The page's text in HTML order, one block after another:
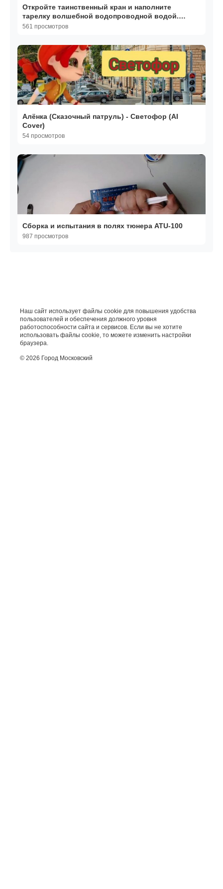
Откройте таинственный кран и наполните
тарелку волшебной водопроводной водой.
АСМР 🎬 Фильмы
561 просмотров
Алёнка (Сказочный патруль) - Светофор (AI
Cover)
54 просмотров
Сборка и испытания в полях тюнера ATU-100
987 просмотров
Наш сайт использует файлы cookie для повышения удобства
пользователей и обеспечения должного уровня
работоспособности сайта и сервисов. Если вы не хотите
использовать файлы cookie, то можете изменить настройки
браузера.
© 2026 Город Московский